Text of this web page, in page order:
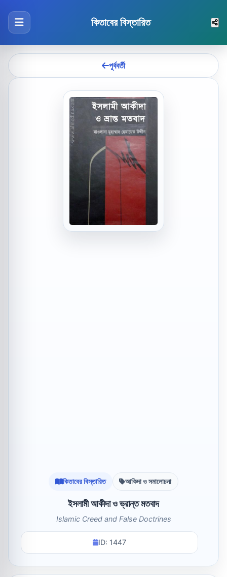
কিতাবের বিস্তারিত
পূর্ববর্তী
কিতাবের বিস্তারিত আকিদা ও সমালোচনা
ইসলামী আকীদা ও ভ্রান্ত মতবাদ
Islamic Creed and False Doctrines
ID: 1447